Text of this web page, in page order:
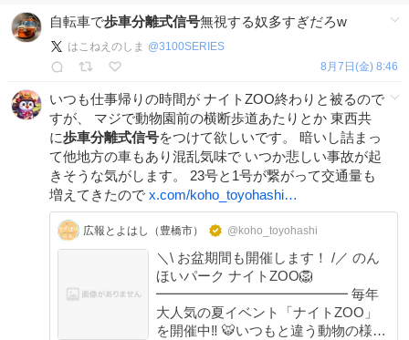
自転車で歩車分離式信号無視する奴多すぎだろw
はこねえのしま @3100SERIES
8月7日(金) 8:46
いつも仕事帰りの時間が ナイトZOO終わりと被るので
すが、 マジで動物園前の横断歩道あたりとか 東西共
に歩車分離式信号をつけて欲しいです。 暗いし詰まっ
て他地方の車もあり混乱気味で いつか悲しい事故が起
きそうな気がします。 23号と1号が繋がって交通量も
増えてきたので x.com/koho_toyohashi…
広報とよはし（豊橋市） @koho_toyohashi
＼\ お盆期間も開催します！ /／ のん
ほいパーク ナイトZOO🦁
━━━━━━━━━━━━━━ 毎年
大人気の夏イベント「ナイトZOO」
を開催中‼️ 🐯いつもと違う動物の様子